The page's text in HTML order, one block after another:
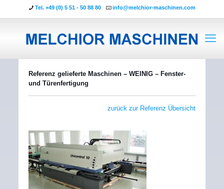
Tel. +49 (0) 5 51 - 50 88 80 info@melchior-maschinen.com
Referenz gelieferte Maschinen – WEINIG – Fenster-
und Türenfertigung
zurück zur Referenz Übersicht